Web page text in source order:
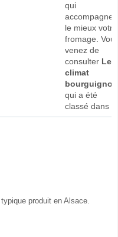
qui
le mieux votre
fromage.
venez de
consulter Le
climat
bourguignon
qui a été
classé dans
produit en Alsace.